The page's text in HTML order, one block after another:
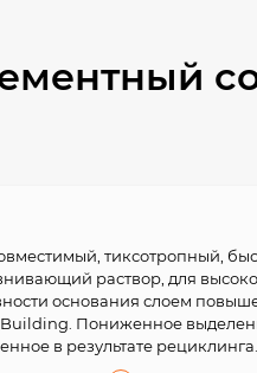
тиксотропный,
раствор, для
основания слоем
Пониженное
в результате рециклинга.